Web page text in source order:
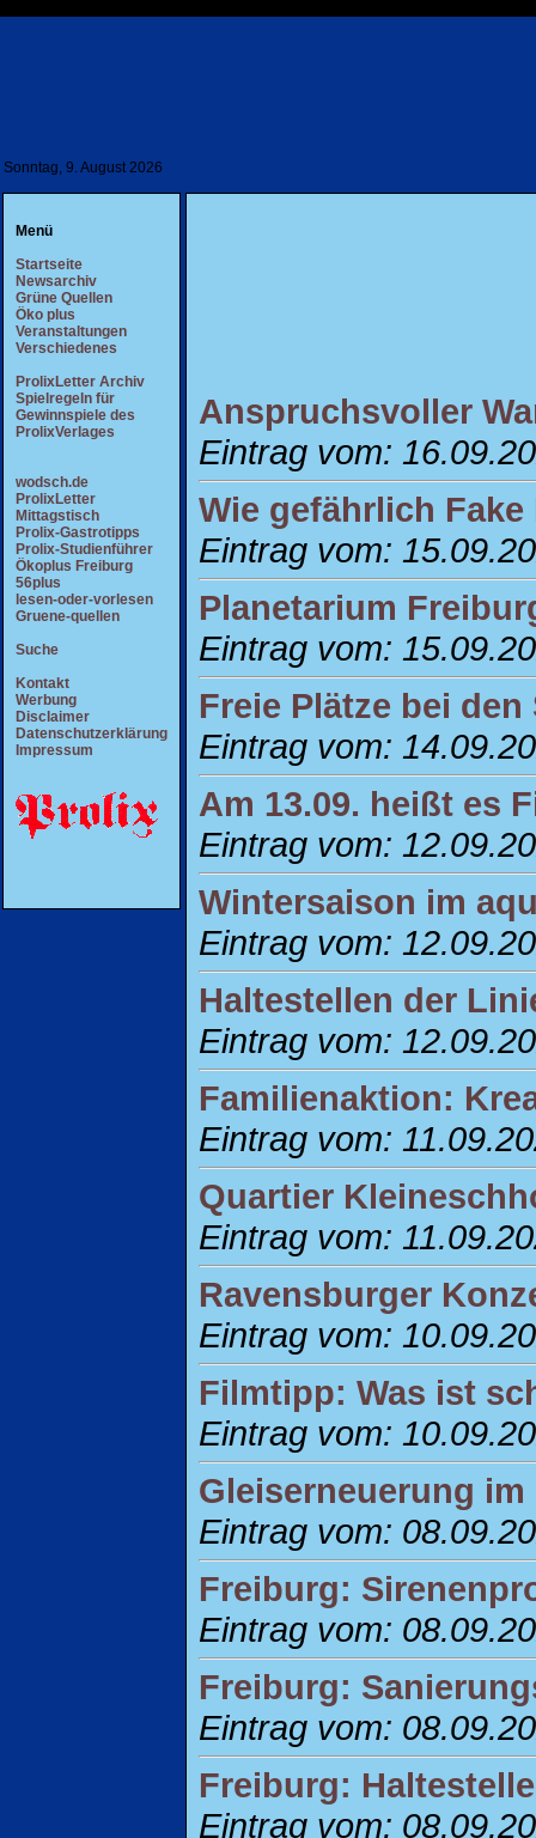
Sonntag, 9. August 2026
Menü
Startseite
Newsarchiv
Grüne Quellen
Öko plus
Veranstaltungen
Verschiedenes
ProlixLetter Archiv
Spielregeln für
Gewinnspiele des
ProlixVerlages
wodsch.de
ProlixLetter
Mittagstisch
Prolix-Gastrotipps
Prolix-Studienführer
Ökoplus Freiburg
56plus
lesen-oder-vorlesen
Gruene-quellen
Suche
Kontakt
Werbung
Disclaimer
Datenschutzerklärung
Impressum
Anspruchsvoller
Eintrag vom:
Wie gefährlich
Eintrag vom:
Planetarium
Eintrag vom:
Freie Plätze bei
Eintrag vom:
Am 13.09. heißt es
Eintrag vom:
Wintersaison im
Eintrag vom:
Haltestellen der
Eintrag vom:
Familienaktion:
Eintrag vom:
Quartier
Eintrag vom:
Ravensburger
Eintrag vom:
Filmtipp: Was ist
Eintrag vom:
Gleiserneuerung
Eintrag vom:
Freiburg:
Eintrag vom:
Freiburg:
Eintrag vom:
Freiburg:
Eintrag vom: